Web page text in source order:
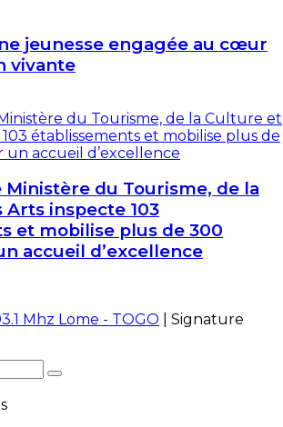
jeunesse engagée au cœur
vivante
Ministère du Tourisme, de la
inspecte 103
et mobilise plus de 300
accueil d’excellence
Mhz Lome - TOGO | Signature